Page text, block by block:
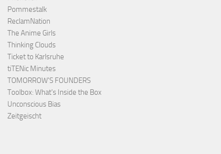
Pommestalk
ReclamNation
The Anime Girls
Thinking Clouds
Ticket to Karlsruhe
tiTENic Minutes
TOMORROW'S FOUNDERS
Toolbox: What's Inside the Box
Unconscious Bias
Zeitgeischt